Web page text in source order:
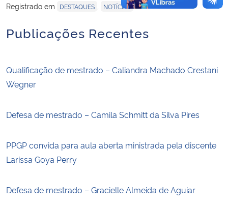
Registrado em
DESTAQUES NOTÍCIAS
Publicações Recentes
Qualificação de mestrado – Caliandra Machado Crestani
Wegner
Defesa de mestrado – Camila Schmitt da Silva Pires
PPGP convida para aula aberta ministrada pela discente
Larissa Goya Perry
Defesa de mestrado – Gracielle Almeida de Aguiar